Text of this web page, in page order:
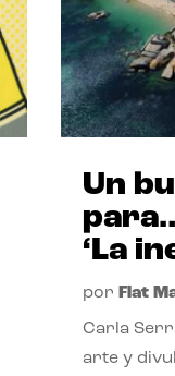
Un
‘La
por Flat
Carla
arte y